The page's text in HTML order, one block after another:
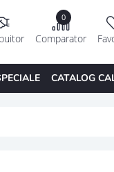
0
Comparator
CATALOG